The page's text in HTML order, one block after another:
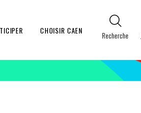
CHOISIR CAEN Recherche